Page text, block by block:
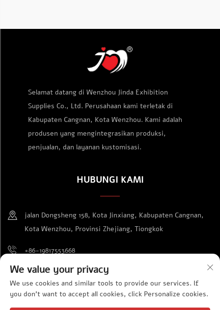
Selamat datang di Wenzhou Jinda Exhibition
Supplies Co., Ltd. Perusahaan kami terletak di
Kabupaten Cangnan, Kota Wenzhou. Kami adalah
produsen yang mengintegrasikan produksi,
penjualan, dan layanan kustomisasi.
HUBUNGI KAMI
jalan Dongsheng 158, Kota Jinxiang, Kabupaten Cangnan,
Kota Wenzhou, Provinsi Zhejiang, Tiongkok
+86-19817553668
[email protected]
Hak Cipta © Perusahaan Perseroan Terbatas Peralatan Pameran
We value your privacy
We use cookies and similar tools to provide our services. If
you don't want to accept all cookies, click Personalize cookies.